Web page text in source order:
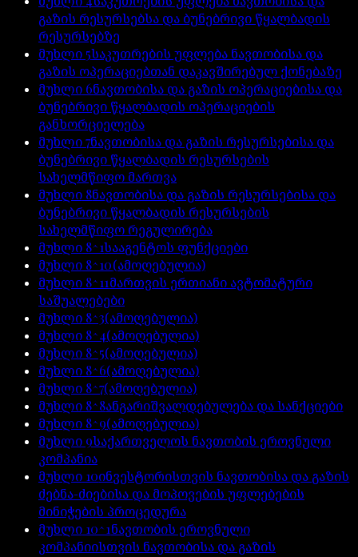
გაზის რესურსებსა და ბუნებრივი წყალბადის
რესურსებზე
მუხლი 5საკუთრების უფლება ნავთობისა და
გაზის ოპერაციებთან დაკავშირებულ ქონებაზე
მუხლი 6ნავთობისა და გაზის ოპერაციებისა და
ბუნებრივი წყალბადის ოპერაციების
განხორციელება
მუხლი7ნავთობისა და გაზის რესურსებისა და
ბუნებრივი წყალბადის რესურსების
სახელმწიფო მართვა
მუხლი 8ნავთობისა და გაზის რესურსებისა და
ბუნებრივი წყალბადის რესურსების
სახელმწიფო რეგულირება
მუხლი 8^1სააგენტოს ფუნქციები
მუხლი 8^10(ამოღებულია)
მუხლი 8^11მართვის ერთიანი ავტომატური
საშუალებები
მუხლი 8^3(ამოღებულია)
მუხლი 8^4(ამოღებულია)
მუხლი 8^5(ამოღებულია)
მუხლი 8^6(ამოღებულია)
მუხლი 8^7(ამოღებულია)
მუხლი 8^8ანგარიშვალდებულება და სანქციები
მუხლი 8^9(ამოღებულია)
მუხლი 9საქართველოს ნავთობის ეროვნული
კომპანია
მუხლი 10ინვესტორისთვის ნავთობისა და გაზის
ძებნა-ძიებისა და მოპოვების უფლებების
მინიჭების პროცედურა
მუხლი 10^1ნავთობის ეროვნული
კომპანიისთვის ნავთობისა და გაზის